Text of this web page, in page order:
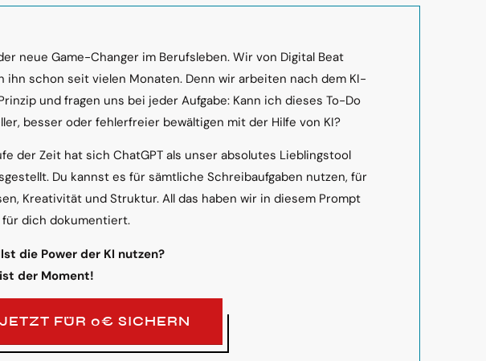
neue Game-Changer im Berufsleben. Wir von Digital Beat
ihn schon seit vielen Monaten. Denn wir arbeiten nach dem KI-
und fragen uns bei jeder Aufgabe: Kann ich dieses To-Do
besser oder fehlerfreier bewältigen mit der Hilfe von KI?
der Zeit hat sich ChatGPT als unser absolutes Lieblingstool
Du kannst es für sämtliche Schreibaufgaben nutzen, für
Kreativität und Struktur. All das haben wir in diesem Prompt
für dich dokumentiert.
die Power der KI nutzen?
der Moment!
JETZT FÜR 0€ SICHERN